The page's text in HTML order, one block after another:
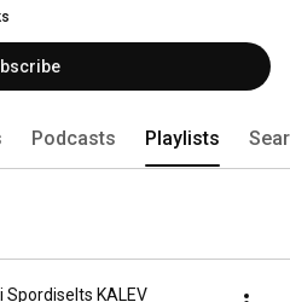
Podcasts Playlists
Spordiselts KALEV